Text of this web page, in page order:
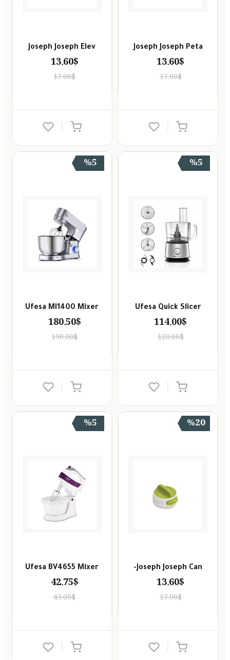
Joseph Joseph Peta
13.60$
17.00$
Joseph Joseph Elev
13.60$
17.00$
%5
Ufesa Quick Slicer
114.00$
120.00$
%5
Ufesa MI1400 Mixer
180.50$
190.00$
%20
Joseph Joseph Can-
13.60$
17.00$
%5
Ufesa BV4655 Mixer
42.75$
45.00$